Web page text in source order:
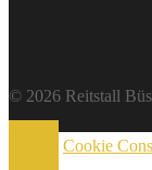
© 2026 Reitstall
Cookie